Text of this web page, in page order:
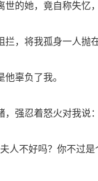
的她，竟自称失忆
，将我孤身一人抛
辜负了我。
强忍着怒火对我说
不好吗？你不过是